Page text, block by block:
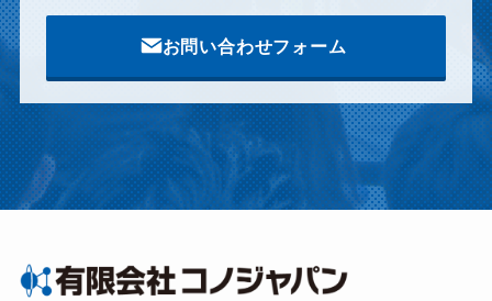
お問い合わせフォーム